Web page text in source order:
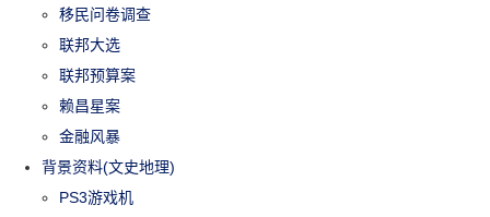
移民问卷调查
联邦大选
联邦预算案
赖昌星案
金融风暴
背景资料(文史地理)
PS3游戏机